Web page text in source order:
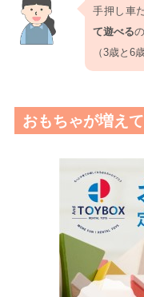
手押し車
て遊べる
（3歳と6
おもちゃが増え